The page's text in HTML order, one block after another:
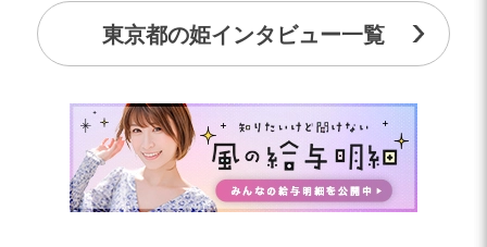
東京都の姫インタビュー一覧